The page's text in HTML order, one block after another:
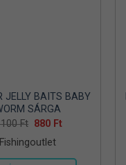
JELLY BAITS BABY
SÁRGA
Ft Original
was:
100 Ft.
880 FtCurrent
Fishingoutlet